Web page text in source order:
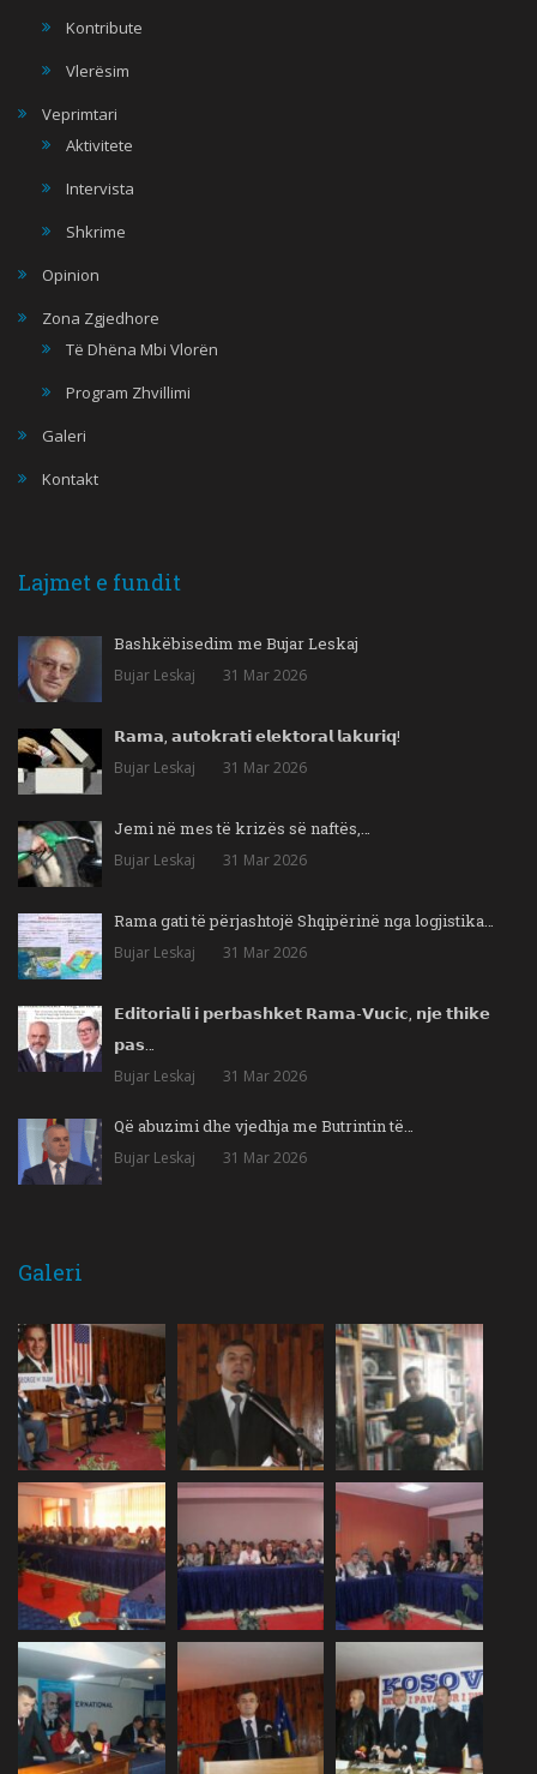
Kontribute
Vlerësim
Veprimtari
Aktivitete
Intervista
Shkrime
Opinion
Zona Zgjedhore
Të Dhëna Mbi Vlorën
Program Zhvillimi
Galeri
Kontakt
Lajmet e fundit
Bashkëbisedim me Bujar Leskaj
Bujar Leskaj 31 Mar 2026
𝗥𝗮𝗺𝗮, 𝗮𝘂𝘁𝗼𝗸𝗿𝗮𝘁𝗶 𝗲𝗹𝗲𝗸𝘁𝗼𝗿𝗮𝗹 𝗹𝗮𝗸𝘂𝗿𝗶𝗾!
Bujar Leskaj 31 Mar 2026
Jemi në mes të krizës së naftës,…
Bujar Leskaj 31 Mar 2026
Rama gati të përjashtojë Shqipërinë nga logjistika…
Bujar Leskaj 31 Mar 2026
𝗘𝗱𝗶𝘁𝗼𝗿𝗶𝗮𝗹𝗶 𝗶 𝗽𝗲𝗿𝗯𝗮𝘀𝗵𝗸𝗲𝘁 𝗥𝗮𝗺𝗮-𝗩𝘂𝗰𝗶𝗰, 𝗻𝗷𝗲 𝘁𝗵𝗶𝗸𝗲
𝗽𝗮𝘀…
Bujar Leskaj 31 Mar 2026
Që abuzimi dhe vjedhja me Butrintin të…
Bujar Leskaj 31 Mar 2026
Galeri